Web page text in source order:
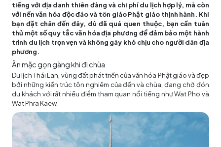
tiếng với địa danh thiên đàng và chi phí du lịch hợp lý, mà còn
với nền văn hóa độc đáo và tôn giáo Phật giáo thịnh hành. Khi
bạn đặt chân đến đây, dù đã quá quen thuộc, bạn cần tuân
thủ một số quy tắc văn hóa địa phương để đảm bảo một hành
trình du lịch trọn vẹn và không gây khó chịu cho người dân địa
phương.
Ăn mặc gọn gàng khi đi chùa
Du lịch Thái Lan , vùng đất phát triển của văn hóa Phật giáo và đẹp
bởi những kiến trúc tôn nghiêm của đền và chùa, đang chờ đón
du khách với rất nhiều điểm tham quan nổi tiếng như Wat Pho và
Wat Phra Kaew.